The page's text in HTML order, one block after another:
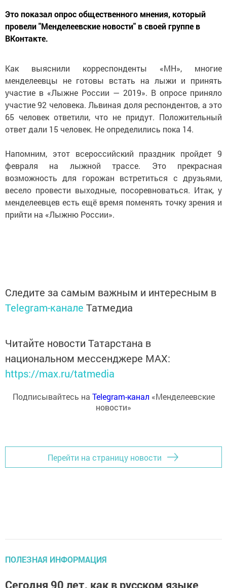
Это показал опрос общественного мнения, который
провели "Менделеевские новости" в своей группе в
ВКонтакте.
Как выяснили корреспонденты «МН», многие
менделеевцы не готовы встать на лыжи и принять
участие в «Лыжне России — 2019». В опросе приняло
участие 92 человека. Львиная доля респондентов, а это
65 человек ответили, что не придут. Положительный
ответ дали 15 человек. Не определились пока 14.
Напомним, этот всероссийский праздник пройдет 9
февраля на лыжной трассе. Это прекрасная
возможность для горожан встретиться с друзьями,
весело провести выходные, посоревноваться. Итак, у
менделеевцев есть ещё время поменять точку зрения и
прийти на «Лыжню России».
Следите за самым важным и интересным в
Telegram-канале Татмедиа
Читайте новости Татарстана в
национальном мессенджере MАХ:
https://max.ru/tatmedia
Подписывайтесь на Telegram-канал «Менделеевские
новости»
Перейти на страницу новости
ПОЛЕЗНАЯ ИНФОРМАЦИЯ
Сегодня 90 лет, как в русском языке